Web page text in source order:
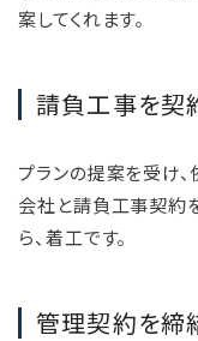
案してくれます。
請負工事を契
プランの提案を受け
会社と請負工事契約
ら、着工です。
管理契約を締